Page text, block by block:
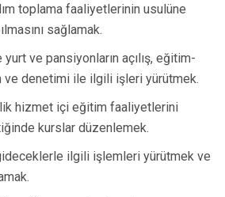
toplama faaliyetlerinin usulüne
sağlamak.
yurt ve pansiyonların açılış, eğitim-
ve denetimi ile ilgili işleri yürütmek.
hizmet içi eğitim faaliyetlerini
kurslar düzenlemek.
ilgili işlemleri yürütmek ve